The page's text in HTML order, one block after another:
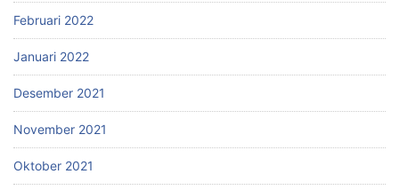
Februari 2022
Januari 2022
Desember 2021
November 2021
Oktober 2021